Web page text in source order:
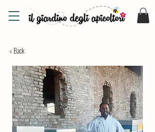
< Back